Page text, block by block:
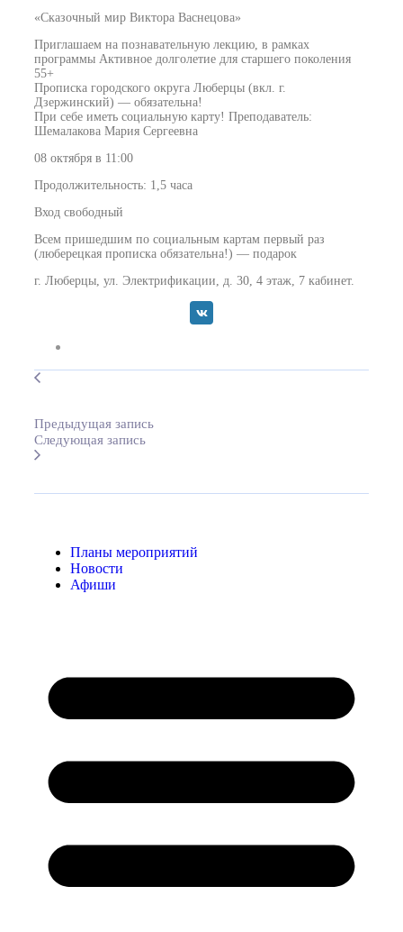
Планы мероприятий
Новости
Афиши
«Сказочный мир Виктора Васнецова»
Приглашаем на познавательную лекцию, в рамках
программы Активное долголетие для старшего поколения
55+
Прописка городского округа Люберцы (вкл. г.
Дзержинский) — обязательна!
При себе иметь социальную карту! Преподаватель:
Шемалакова Мария Сергеевна
08 октября в 11:00
Продолжительность: 1,5 часа
Вход свободный
️Всем пришедшим по социальным картам первый раз
(люберецкая прописка обязательна!) — подарок
г. Люберцы, ул. Электрификации, д. 30, 4 этаж, 7 кабинет.
Предыдущая запись
Следующая запись